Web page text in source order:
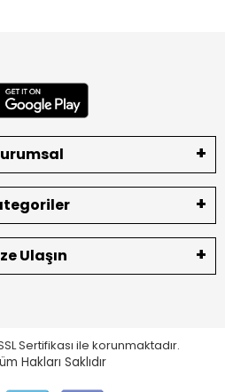
Ulaşın
Sertifikası ile korunmaktadır.
Hakları Saklıdır